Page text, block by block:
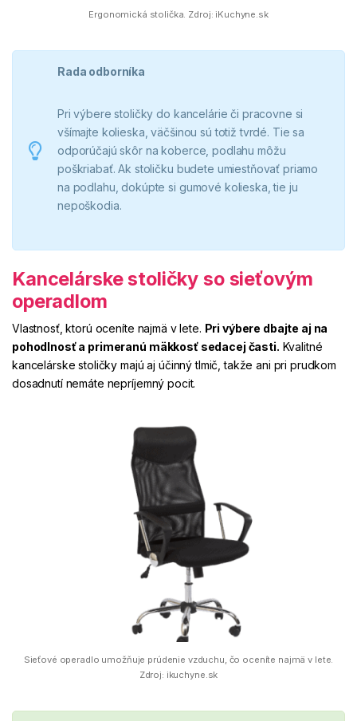
Ergonomická stolička. Zdroj: iKuchyne.sk
Rada odborníka
Pri výbere stoličky do kancelárie či pracovne si
všímajte kolieska, väčšinou sú totiž tvrdé. Tie sa
odporúčajú skôr na koberce, podlahu môžu
poškriabať. Ak stoličku budete umiestňovať priamo
na podlahu, dokúpte si gumové kolieska, tie ju
nepoškodia.
Kancelárske stoličky so sieťovým
operadlom
Vlastnosť, ktorú oceníte najmä v lete. Pri výbere dbajte aj na
pohodlnosť a primeranú mäkkosť sedacej časti. Kvalitné
kancelárske stoličky majú aj účinný tlmič, takže ani pri prudkom
dosadnutí nemáte nepríjemný pocit.
Sieťové operadlo umožňuje prúdenie vzduchu, čo oceníte najmä v lete.
Zdroj: ikuchyne.sk